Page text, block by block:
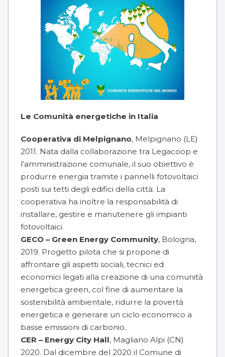
Le Comunità energetiche in Italia
Cooperativa di Melpignano, Melpignano (LE)
2011. Nata dalla collaborazione tra Legacoop e
l’amministrazione comunale, il suo obiettivo è
produrre energia tramite i pannelli fotovoltaici
posti sui tetti degli edifici della città. La
cooperativa ha inoltre la responsabilità di
installare, gestire e manutenere gli impianti
fotovoltaici.
GECO – Green Energy Community, Bologna,
2019. Progetto pilota che si propone di
affrontare gli aspetti sociali, tecnici ed
economici legati alla creazione di una comunità
energetica green, col fine di aumentare la
sostenibilità ambientale, ridurre la povertà
energetica e generare un ciclo economico a
basse emissioni di carbonio.
CER – Energy City Hall, Magliano Alpi (CN)
2020. Dal dicembre del 2020 il Comune di